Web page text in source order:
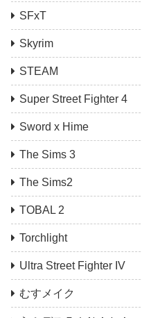
SFxT
Skyrim
STEAM
Super Street Fighter 4
Sword x Hime
The Sims 3
The Sims2
TOBAL 2
Torchlight
Ultra Street Fighter IV
むすメイク